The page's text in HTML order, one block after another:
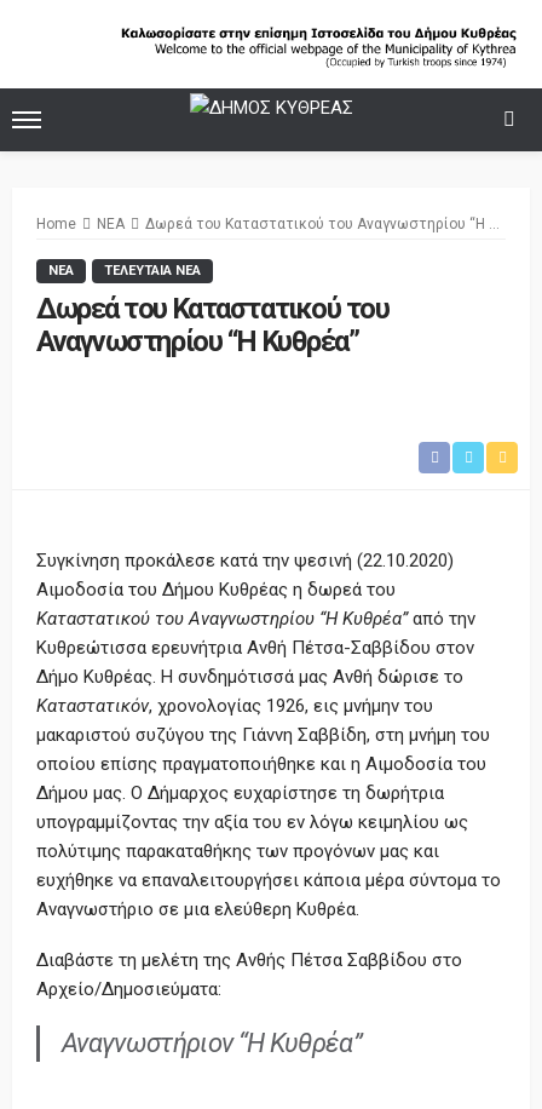
Home ΝΕΑ Δωρεά του Καταστατικού του Αναγνωστηρίου “Η Κυθρέα”
ΝΕΑ ΤΕΛΕΥΤΑΙΑ ΝΕΑ
Δωρεά του Καταστατικού του
Αναγνωστηρίου “Η Κυθρέα”
Συγκίνηση προκάλεσε κατά την ψεσινή (22.10.2020)
Αιμοδοσία του Δήμου Κυθρέας η δωρεά του
Καταστατικού του Αναγνωστηρίου “Η Κυθρέα”από την
Κυθρεώτισσα ερευνήτρια Ανθή Πέτσα-Σαββίδου στον
Δήμο Κυθρέας. Η συνδημότισσά μας Ανθή δώρισε το
Καταστατικόν, χρονολογίας 1926, εις μνήμην του
μακαριστού συζύγου της Γιάννη Σαββίδη, στη μνήμη του
οποίου επίσης πραγματοποιήθηκε και η Αιμοδοσία του
Δήμου μας. Ο Δήμαρχος ευχαρίστησε τη δωρήτρια
υπογραμμίζοντας την αξία του εν λόγω κειμηλίου ως
πολύτιμης παρακαταθήκης των προγόνων μας και
ευχήθηκε να επαναλειτουργήσει κάποια μέρα σύντομα το
Αναγνωστήριο σε μια ελεύθερη Κυθρέα.
Διαβάστε τη μελέτη της Ανθής Πέτσα Σαββίδου στο
Αρχείο/Δημοσιεύματα:
Αναγνωστήριον “Η Κυθρέα”